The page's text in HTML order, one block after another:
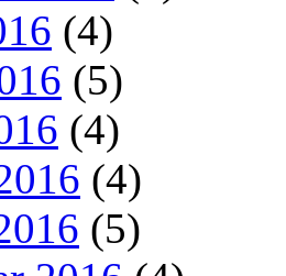
(4)
(5)
(4)
(4)
(5)